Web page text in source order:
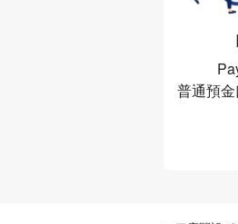
普通預